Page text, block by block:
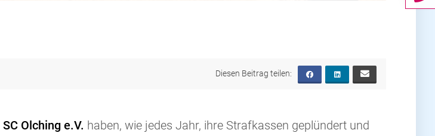
SC Olching e.V. haben, wie jedes Jahr, ihre Strafkassen geplündert und